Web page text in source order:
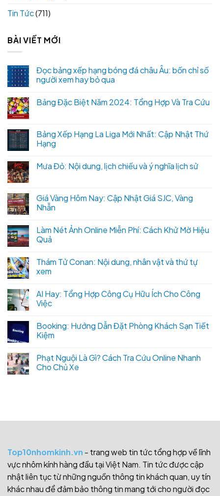
Tin Tức(711)
BÀI VIẾT MỚI
Đọc bảng xếp hạng bóng đá châu Âu: bốn chỉ số
người xem hay bỏ qua
Bảng Đặc Biệt Năm 2024: Tổng Hợp Và Tra Cứu
Bảng Xếp Hạng La Liga Mới Nhất: Cập Nhật Thứ
Hạng
Mưa Đỏ: Nội dung, lịch chiếu và ý nghĩa lịch sử
Giá Vàng Hôm Nay: Cập Nhật Giá SJC, Vàng
Nhẫn
Làm Nét Ảnh Online Miễn Phí: Cách Khử Mờ Hiệu
Quả
Thám Tử Conan: Nội dung, nhân vật và thứ tự
xem
AI Hay: Tổng Hợp Công Cụ Hữu Ích Cho Công
Việc
Booking: Hướng Dẫn Đặt Phòng Khách Sạn Tiết
Kiệm
Phạt Nguội Là Gì? Cách Tra Cứu Online Nhanh
Cho Chủ Xe
Top10nhomkinh.vn - trang web tin tức tổng hợp về lĩnh
vực nhôm kính hàng đầu tại Việt Nam. Tin tức được cập
nhật liên tục từ những nguồn thông tin khách quan, uy tín
khác nhau để đảm bảo thông tin mang tới cho người đọc